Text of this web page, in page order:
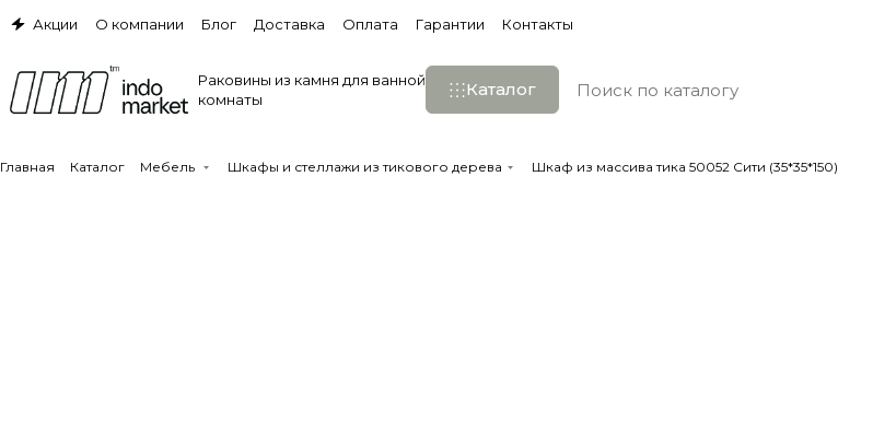
Акции О компании Блог Доставка Оплата Гарантии Контакты
Раковины из камня для ванной
комнаты
Каталог
Главная Каталог Мебель Шкафы и стеллажи из тикового дерева Шкаф из массива тика 50052 Сити (35*35*150)